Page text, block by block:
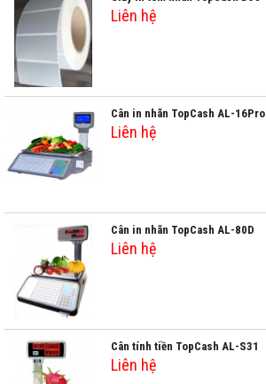
Liên hệ
Cân in nhãn TopCash AL-16Pro
Liên hệ
Cân in nhãn TopCash AL-80D
Liên hệ
Cân tính tiền TopCash AL-S31
Liên hệ